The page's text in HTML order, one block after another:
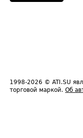
1998-2026 © ATI.SU
торговой маркой. Об